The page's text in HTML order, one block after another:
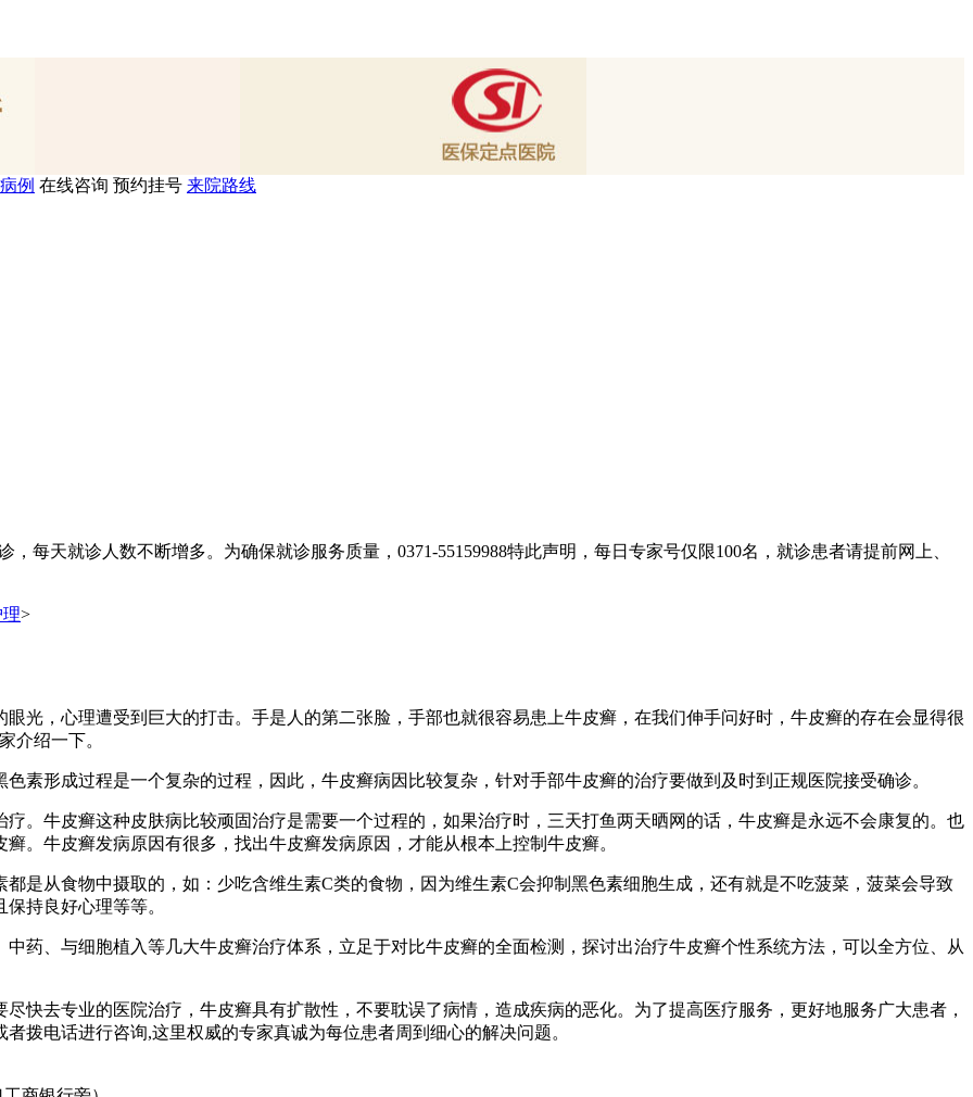
例 在线咨询 预约挂号 来院路线
每天就诊人数不断增多。为确保就诊服务质量，0371-55159988特此声明，每日专家号仅限100名，就诊患者请提前网上、
>
，心理遭受到巨大的打击。手是人的第二张脸，手部也就很容易患上牛皮癣，在我们伸手问好时，牛皮癣的存在会显得很
介绍一下。
形成过程是一个复杂的过程，因此，牛皮癣病因比较复杂，针对手部牛皮癣的治疗要做到及时到正规医院接受确诊。
牛皮癣这种皮肤病比较顽固治疗是需要一个过程的，如果治疗时，三天打鱼两天晒网的话，牛皮癣是永远不会康复的。也
。牛皮癣发病原因有很多，找出牛皮癣发病原因，才能从根本上控制牛皮癣。
从食物中摄取的，如：少吃含维生素C类的食物，因为维生素C会抑制黑色素细胞生成，还有就是不吃菠菜，菠菜会导致
持良好心理等等。
、与细胞植入等几大牛皮癣治疗体系，立足于对比牛皮癣的全面检测，探讨出治疗牛皮癣个性系统方法，可以全方位、从
去专业的医院治疗，牛皮癣具有扩散性，不要耽误了病情，造成疾病的恶化。为了提高医疗服务，更好地服务广大患者，
拨电话进行咨询,这里权威的专家真诚为每位患者周到细心的解决问题。